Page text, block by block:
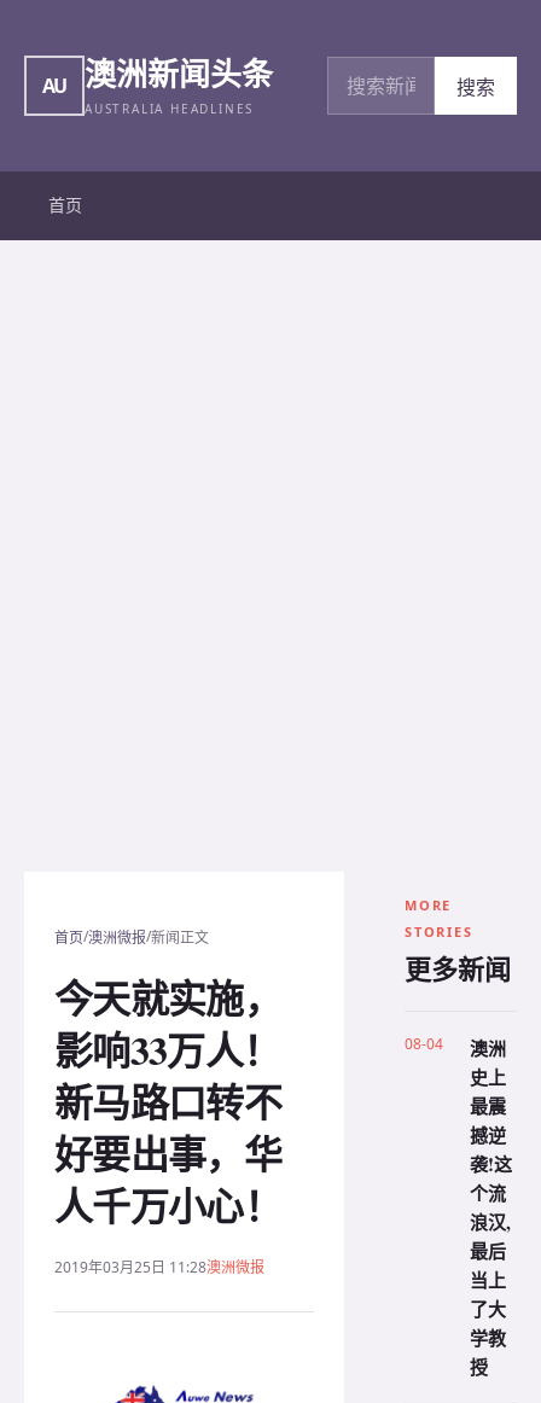
AU 澳洲新闻头条
AUSTRALIA HEADLINES
搜索新闻
搜索
首页
首页/澳洲微报/新闻正文
今天就实施，
影响33万人！
新马路口转不
好要出事，华
人千万小心！
2019年03月25日 11:28澳洲微报
MORE
STORIES
更多新闻
08-04
澳洲
史上
最震
撼逆
袭!这
个流
浪汉,
最后
当上
了大
学教
授